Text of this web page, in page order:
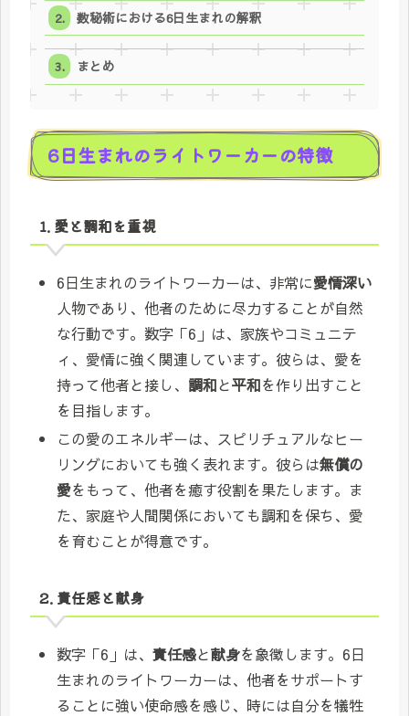
数秘術における6日生まれの解釈
まとめ
6日生まれのライトワーカーの特徴
1. 愛と調和を重視
6日生まれのライトワーカーは、非常に愛情深い
人物であり、他者のために尽力することが自然
な行動です。数字「6」は、家族やコミュニテ
ィ、愛情に強く関連しています。彼らは、愛を
持って他者と接し、 調和と平和を作り出すこと
を目指します。
この愛のエネルギーは、スピリチュアルなヒー
リングにおいても強く表れます。彼らは無償の
愛をもって、他者を癒す役割を果たします。ま
た、家庭や人間関係においても調和を保ち、愛
を育むことが得意です。
2. 責任感と献身
数字「6」は、責任感と献身を象徴します。6日
生まれのライトワーカーは、他者をサポートす
ることに強い使命感を感じ、時には自分を犠牲